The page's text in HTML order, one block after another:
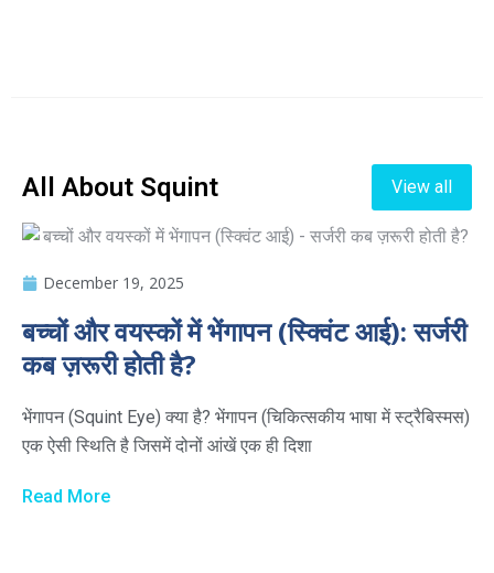
All About Squint View all
December 19, 2025
बच्चों और वयस्कों में भेंगापन (स्क्विंट आई): सर्जरी
कब ज़रूरी होती है?
भेंगापन (Squint Eye) क्या है? भेंगापन (चिकित्सकीय भाषा में स्ट्रैबिस्मस)
एक ऐसी स्थिति है जिसमें दोनों आंखें एक ही दिशा
Read More